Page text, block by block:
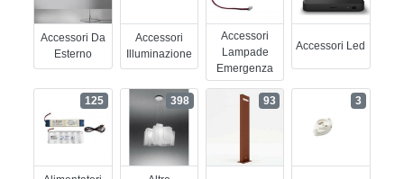
Accessori Da
Esterno
Accessori
Illuminazione
Accessori
Lampade
Emergenza
Accessori Led
125 398 93 3